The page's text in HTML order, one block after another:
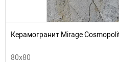
Керамогранит Mirage
80x80